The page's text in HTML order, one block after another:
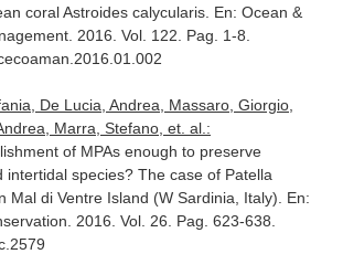
coral Astroides calycularis. En: Ocean &
. 2016. Vol. 122. Pag. 1-8.
De Lucia, Andrea, Massaro, Giorgio,
Marra, Stefano, et. al.:
of MPAs enough to preserve
intertidal species? The case of Patella
Mal di Ventre Island (W Sardinia, Italy). En:
. 2016. Vol. 26. Pag. 623-638.